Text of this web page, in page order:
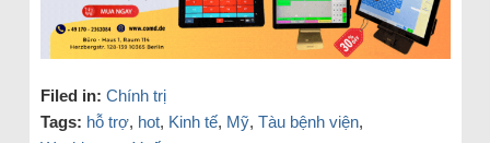
Filed in: Chính trị
Tags: hỗ trợ, hot, Kinh tế, Mỹ, Tàu bệnh viện,